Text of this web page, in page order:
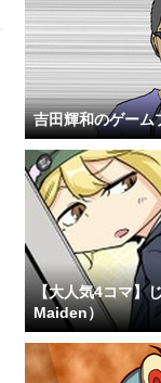
吉田輝和のゲーム
【大人気4コマ】
Maiden）